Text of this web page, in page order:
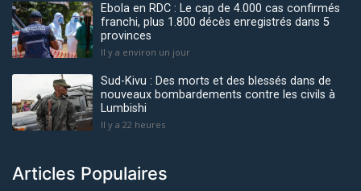
Ebola en RDC : Le cap de 4.000 cas confirmés
franchi, plus 1.800 décès enregistrés dans 5
provinces
Il y a environ un jour
Sud-Kivu : Des morts et des blessés dans de
nouveaux bombardements contre les civils à
Lumbishi
Il y a 22 heures
Articles Populaires